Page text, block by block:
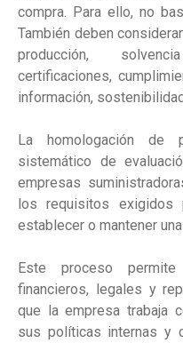
compra. Para ello, no
También deben
producción,
certificaciones,
información,
La homologación de
sistemático de
empresas
los requisitos exigidos
establecer o mantener
Este proceso
financieros, legales y
que la empresa trabaja
sus políticas internas y